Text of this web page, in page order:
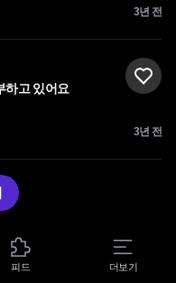
3년 전
하고 있어요
3년 전
피드 더보기